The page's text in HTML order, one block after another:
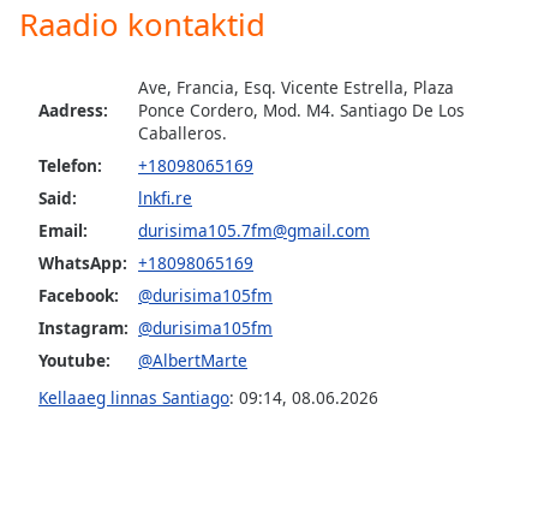
dialog
selected
Track
in-
window.
Raadio kontaktid
Aadress:
Ave, Francia, Esq. Vicente Estrella, Plaza
Ponce Cordero, Mod. M4. Santiago De Los
Caballeros.
Telefon:
+18098065169
Said:
lnkfi.re
Email:
durisima105.7fm@gmail.com
WhatsApp: +18098065169
Facebook:
@durisima105fm
Instagram: @durisima105fm
Youtube:
@AlbertMarte
Kellaaeg linnas Santiago: 09:14, 08.06.2026